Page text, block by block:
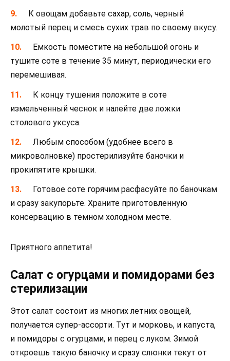
К овощам добавьте сахар, соль, черный
молотый перец и смесь сухих трав по своему вкусу.
Емкость поместите на небольшой огонь и
тушите соте в течение 35 минут, периодически его
перемешивая.
К концу тушения положите в соте
измельченный чеснок и налейте две ложки
столового уксуса.
Любым способом (удобнее всего в
микроволновке) простерилизуйте баночки и
прокипятите крышки.
Готовое соте горячим расфасуйте по баночкам
и сразу закупорьте. Храните приготовленную
консервацию в темном холодном месте.
Приятного аппетита!
Салат с огурцами и помидорами без
стерилизации
Этот салат состоит из многих летних овощей,
получается супер-ассорти. Тут и морковь, и капуста,
и помидоры с огурцами, и перец с луком. Зимой
откроешь такую баночку и сразу слюнки текут от